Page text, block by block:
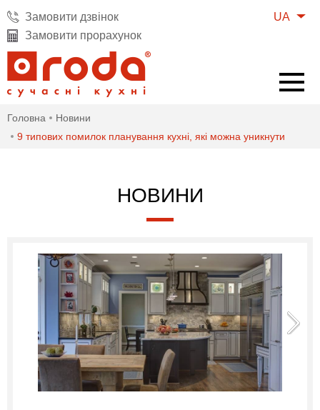
UA
Замовити дзвінок
Замовити прорахунок
Головна
Новини
9 типових помилок планування кухні, які можна уникнути
НОВИНИ